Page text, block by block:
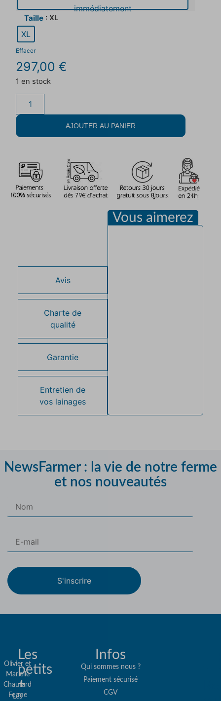
immédiatement
Taille : XL
XL
Effacer
297,00€
1 en stock
AJOUTER AU PANIER
Avis
Charte de
qualité
Garantie
Entretien de
vos lainages
Vous aimerez
NewsFarmer : la vie de notre ferme
et nos nouveautés
S'inscrire
Olivier et
Marielle
Chautard
Ferme
Les
petits
+
Les
Infos
Qui sommes nous ?
Paiement sécurisé
CGV